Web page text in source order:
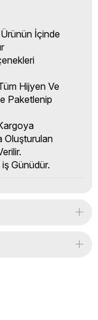
Ürünün İçinde
Hijyen Ve
Paketlenip
Oluşturulan
Günüdür.